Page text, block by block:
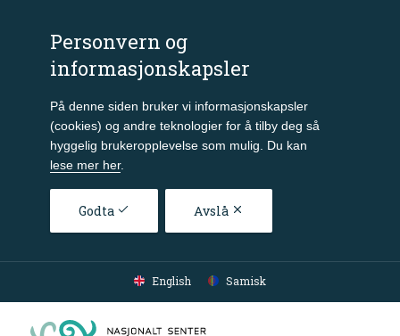
Personvern og
informasjonskapsler
På denne siden bruker vi informasjonskapsler
(cookies) og andre teknologier for å tilby deg så
hyggelig brukeropplevelse som mulig. Du kan
lese mer her.
Godta Avslå
Gå til hovedinnhold
English Samisk